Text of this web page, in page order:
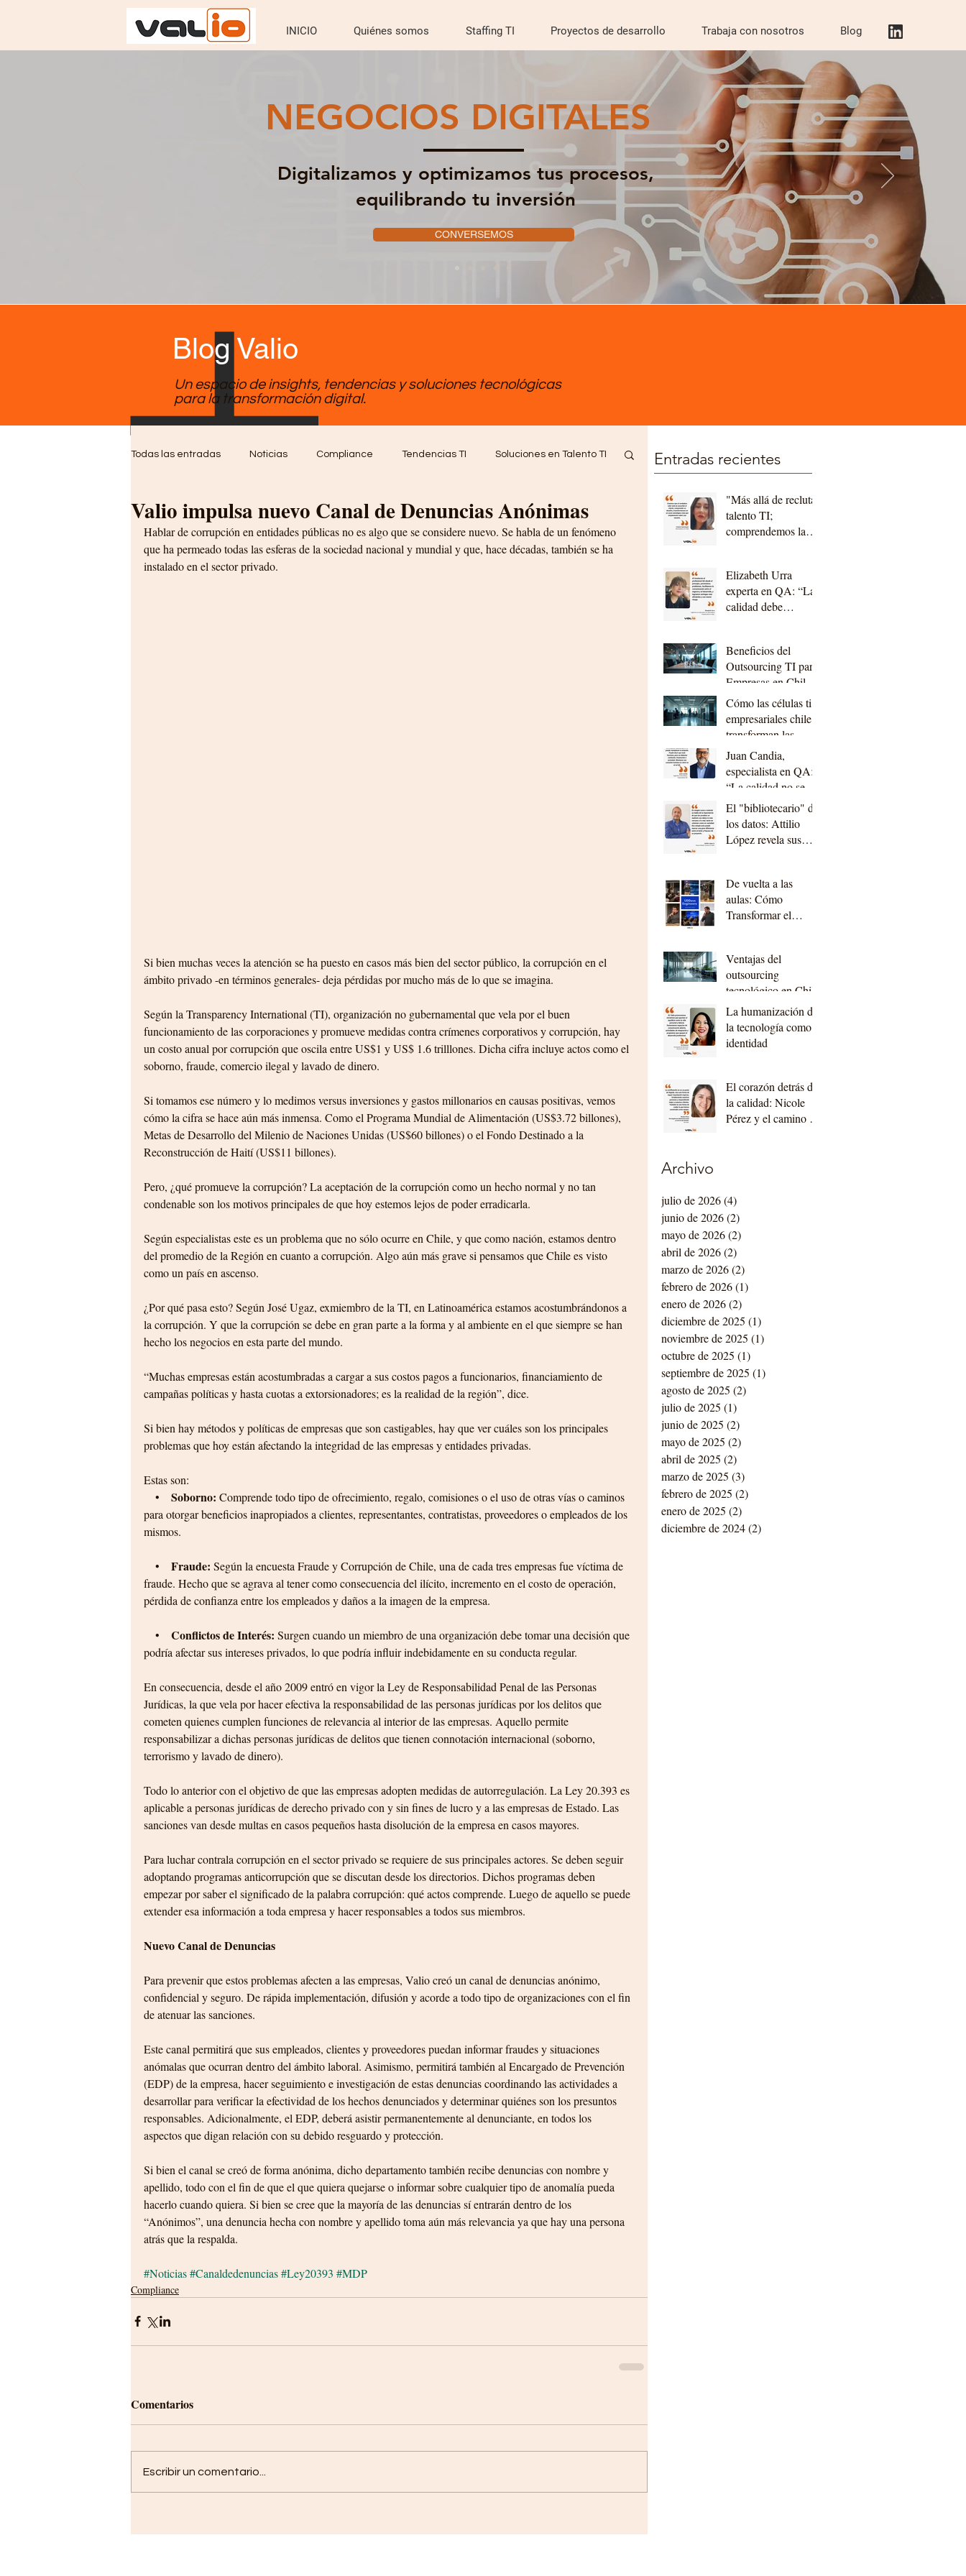
INICIO Quiénes somos Staffing TI Proyectos de desarrollo Trabaja con nosotros Blog
NEGOCIOS DIGITALES
Digitalizamos y optimizamos tus procesos,
equilibrando tu inversión
CONVERSEMOS
Blog Valio
Un espacio de insights, tendencias y soluciones tecnológicas
para la transformación digital.
Todas las entradas Noticias Compliance Tendencias TI Soluciones en Talento TI
Soporte TI Desarrollo de Software Empleo Tips
Valio impulsa nuevo Canal de Denuncias Anónimas
Hablar de corrupción en entidades públicas no es algo que se considere nuevo. Se habla de un fenómeno
que ha permeado todas las esferas de la sociedad nacional y mundial y que, hace décadas, también se ha
instalado en el sector privado.
Si bien muchas veces la atención se ha puesto en casos más bien del sector público, la corrupción en el
ámbito privado -en términos generales- deja pérdidas por mucho más de lo que se imagina.
Según la Transparency International (TI), organización no gubernamental que vela por el buen
funcionamiento de las corporaciones y promueve medidas contra crímenes corporativos y corrupción, hay
un costo anual por corrupción que oscila entre US$1 y US$ 1.6 trilllones. Dicha cifra incluye actos como el
soborno, fraude, comercio ilegal y lavado de dinero.
Si tomamos ese número y lo medimos versus inversiones y gastos millonarios en causas positivas, vemos
cómo la cifra se hace aún más inmensa. Como el Programa Mundial de Alimentación (US$3.72 billones),
Metas de Desarrollo del Milenio de Naciones Unidas (US$60 billones) o el Fondo Destinado a la
Reconstrucción de Haití (US$11 billones).
Pero, ¿qué promueve la corrupción? La aceptación de la corrupción como un hecho normal y no tan
condenable son los motivos principales de que hoy estemos lejos de poder erradicarla.
Según especialistas este es un problema que no sólo ocurre en Chile, y que como nación, estamos dentro
del promedio de la Región en cuanto a corrupción. Algo aún más grave si pensamos que Chile es visto
como un país en ascenso.
¿Por qué pasa esto? Según José Ugaz, exmiembro de la TI, en Latinoamérica estamos acostumbrándonos a
la corrupción. Y que la corrupción se debe en gran parte a la forma y al ambiente en el que siempre se han
hecho los negocios en esta parte del mundo.
“Muchas empresas están acostumbradas a cargar a sus costos pagos a funcionarios, financiamiento de
campañas políticas y hasta cuotas a extorsionadores; es la realidad de la región”, dice.
Si bien hay métodos y políticas de empresas que son castigables, hay que ver cuáles son los principales
problemas que hoy están afectando la integridad de las empresas y entidades privadas.
Estas son:
    •
Soborno: Comprende todo tipo de ofrecimiento, regalo, comisiones o el uso de otras vías o caminos
para otorgar beneficios inapropiados a clientes, representantes, contratistas, proveedores o empleados de los
mismos.
    •
Fraude: Según la encuesta Fraude y Corrupción de Chile, una de cada tres empresas fue víctima de
fraude. Hecho que se agrava al tener como consecuencia del ilícito, incremento en el costo de operación,
pérdida de confianza entre los empleados y daños a la imagen de la empresa.
    •
Conflictos de Interés: Surgen cuando un miembro de una organización debe tomar una decisión que
podría afectar sus intereses privados, lo que podría influir indebidamente en su conducta regular.
En consecuencia, desde el año 2009 entró en vigor la Ley de Responsabilidad Penal de las Personas
Jurídicas, la que vela por hacer efectiva la responsabilidad de las personas jurídicas por los delitos que
cometen quienes cumplen funciones de relevancia al interior de las empresas. Aquello permite
responsabilizar a dichas personas jurídicas de delitos que tienen connotación internacional (soborno,
terrorismo y lavado de dinero).
Todo lo anterior con el objetivo de que las empresas adopten medidas de autorregulación. La Ley 20.393 es
aplicable a personas jurídicas de derecho privado con y sin fines de lucro y a las empresas de Estado. Las
sanciones van desde multas en casos pequeños hasta disolución de la empresa en casos mayores.
Para luchar contrala corrupción en el sector privado se requiere de sus principales actores. Se deben seguir
adoptando programas anticorrupción que se discutan desde los directorios. Dichos programas deben
empezar por saber el significado de la palabra corrupción: qué actos comprende. Luego de aquello se puede
extender esa información a toda empresa y hacer responsables a todos sus miembros.
Nuevo Canal de Denuncias
Para prevenir que estos problemas afecten a las empresas, Valio creó un canal de denuncias anónimo,
confidencial y seguro. De rápida implementación, difusión y acorde a todo tipo de organizaciones con el fin
de atenuar las sanciones.
Este canal permitirá que sus empleados, clientes y proveedores puedan informar fraudes y situaciones
anómalas que ocurran dentro del ámbito laboral. Asimismo, permitirá también al Encargado de Prevención
(EDP) de la empresa, hacer seguimiento e investigación de estas denuncias coordinando las actividades a
desarrollar para verificar la efectividad de los hechos denunciados y determinar quiénes son los presuntos
responsables. Adicionalmente, el EDP, deberá asistir permanentemente al denunciante, en todos los
aspectos que digan relación con su debido resguardo y protección.
Si bien el canal se creó de forma anónima, dicho departamento también recibe denuncias con nombre y
apellido, todo con el fin de que el que quiera quejarse o informar sobre cualquier tipo de anomalía pueda
hacerlo cuando quiera. Si bien se cree que la mayoría de las denuncias sí entrarán dentro de los
“Anónimos”, una denuncia hecha con nombre y apellido toma aún más relevancia ya que hay una persona
atrás que la respalda.
#Noticias#Canaldedenuncias#Ley20393 #MDP
Compliance
Comentarios
Escribir un comentario...
Entradas recientes
"Más allá de reclutar
talento TI;
comprendemos la
nuestros clientes,
construyendo
relaciones a largo
Elizabeth Urra
experta en QA: “La
calidad debe
planificación”
Beneficios del
Outsourcing TI para
Empresas en Chile:
outsourcing ti
beneficios chile
Cómo las células ti
empresariales chile
transforman las
empresas
Juan Candia,
especialista en QA:
“La calidad no se
trata solo de que el
sistema funcione,
sino de que el
usuario no tenga que
El "bibliotecario" de
los datos: Attilio
López revela sus
De vuelta a las
aulas: Cómo
Transformar el
Ventajas del
outsourcing
tecnológico en Chile
La humanización de
la tecnología como
identidad
El corazón detrás de
la calidad: Nicole
Pérez y el camino de
Archivo
julio de 2026(4)
junio de 2026(2)
mayo de 2026(2)
abril de 2026(2)
marzo de 2026(2)
febrero de 2026(1)
enero de 2026(2)
diciembre de 2025 (1)
noviembre de 2025 (1)
octubre de 2025 (1)
septiembre de 2025 (1)
agosto de 2025 (2)
julio de 2025 (1)
junio de 2025 (2)
mayo de 2025 (2)
abril de 2025 (2)
marzo de 2025 (3)
febrero de 2025 (2)
enero de 2025 (2)
diciembre de 2024(2)